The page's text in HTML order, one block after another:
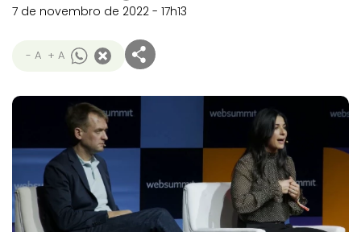
7 de novembro de 2022 - 17h13
- A + A